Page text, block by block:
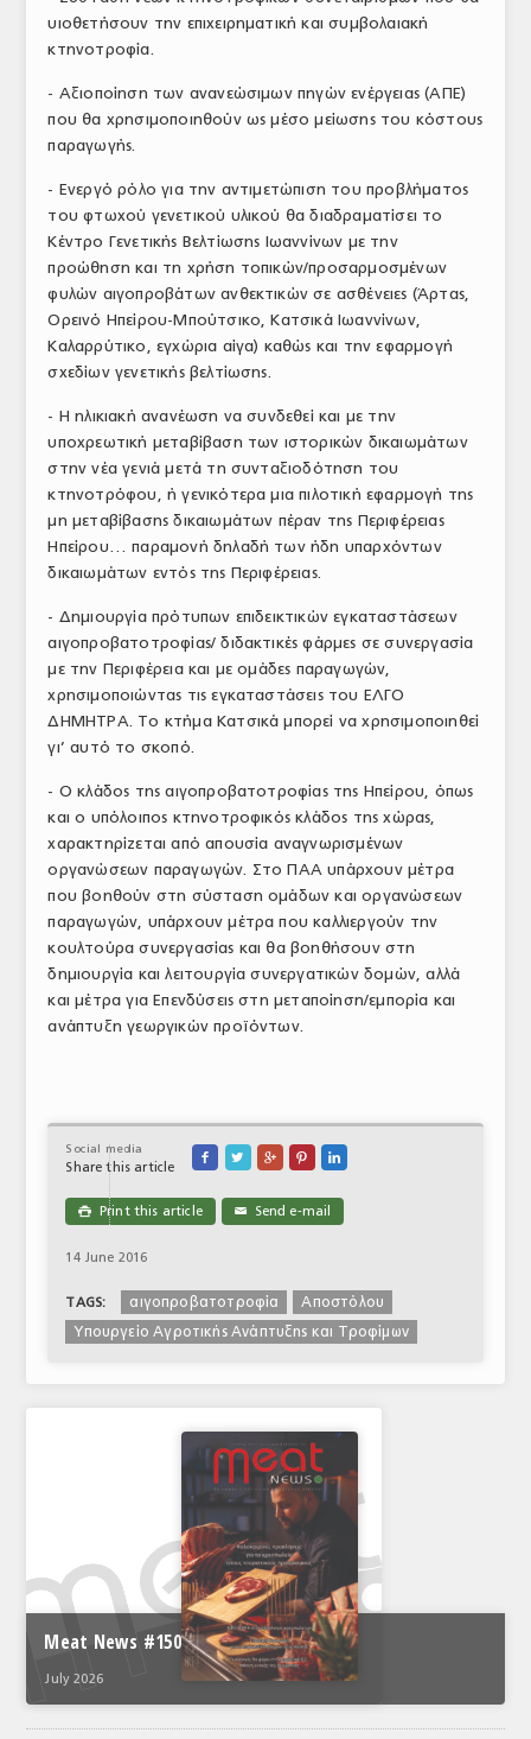
υιοθετήσουν την επιχειρηματική και συμβολαιακή
κτηνοτροφία.
- Αξιοποίηση των ανανεώσιμων πηγών ενέργειας (ΑΠΕ)
που θα χρησιμοποιηθούν ως μέσο μείωσης του κόστους
παραγωγής.
- Ενεργό ρόλο για την αντιμετώπιση του προβλήματος
του φτωχού γενετικού υλικού θα διαδραματίσει το
Κέντρο Γενετικής Βελτίωσης Ιωαννίνων με την
προώθηση και τη χρήση τοπικών/προσαρμοσμένων
φυλών αιγοπροβάτων ανθεκτικών σε ασθένειες (Άρτας,
Ορεινό Ηπείρου-Μπούτσικο, Κατσικά Ιωαννίνων,
Καλαρρύτικο, εγχώρια αίγα) καθώς και την εφαρμογή
σχεδίων γενετικής βελτίωσης.
- Η ηλικιακή ανανέωση να συνδεθεί και με την
υποχρεωτική μεταβίβαση των ιστορικών δικαιωμάτων
στην νέα γενιά μετά τη συνταξιοδότηση του
κτηνοτρόφου, ή γενικότερα μια πιλοτική εφαρμογή της
μη μεταβίβασης δικαιωμάτων πέραν της Περιφέρειας
Ηπείρου… παραμονή δηλαδή των ήδη υπαρχόντων
δικαιωμάτων εντός της Περιφέρειας.
- Δημιουργία πρότυπων επιδεικτικών εγκαταστάσεων
αιγοπροβατοτροφίας/ διδακτικές φάρμες σε συνεργασία
με την Περιφέρεια και με ομάδες παραγωγών,
χρησιμοποιώντας τις εγκαταστάσεις του ΕΛΓΟ
ΔΗΜΗΤΡΑ. Το κτήμα Κατσικά μπορεί να χρησιμοποιηθεί
γι’ αυτό το σκοπό.
- Ο κλάδος της αιγοπροβατοτροφίας της Ηπείρου, όπως
και ο υπόλοιπος κτηνοτροφικός κλάδος της χώρας,
χαρακτηρίζεται από απουσία αναγνωρισμένων
οργανώσεων παραγωγών. Στο ΠΑΑ υπάρχουν μέτρα
που βοηθούν στη σύσταση ομάδων και οργανώσεων
παραγωγών, υπάρχουν μέτρα που καλλιεργούν την
κουλτούρα συνεργασίας και θα βοηθήσουν στη
δημιουργία και λειτουργία συνεργατικών δομών, αλλά
και μέτρα για Επενδύσεις στη μεταποίηση/εμπορία και
ανάπτυξη γεωργικών προϊόντων.
Social media
Share this article
    
 Print this article ✉ Send e-mail
14 June 2016
TAGS: αιγοπροβατοτροφία
Αποστόλου
Υπουργείο Αγροτικής Ανάπτυξης και Τροφίμων
Meat News #150
July 2026